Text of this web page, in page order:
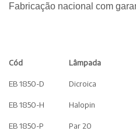
Fabricação nacional com
Cód Lâmpada
EB 1850-D Dicroica
EB 1850-H Halopin
EB 1850-P Par 20